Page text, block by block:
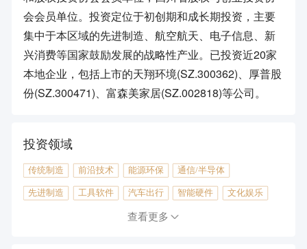
会会员单位。投资定位于初创期和成长期投资，主要
集中于本区域的先进制造、航空航天、电子信息、新
兴消费等国家鼓励发展的战略性产业。已投资近20家
本地企业，包括上市的天翔环境(SZ.300362)、厚普股
份(SZ.300471)、富森美家居(SZ.002818)等公司。
投资领域
传统制造 前沿技术 能源环保 通信/半导体
先进制造 工具软件 汽车出行 智能硬件 文化娱乐
医疗健康
查看更多